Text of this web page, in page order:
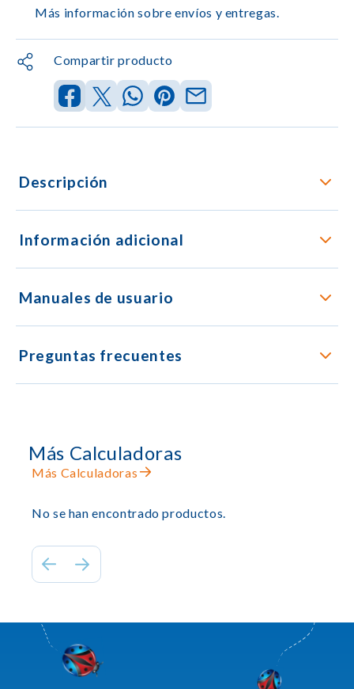
Más información sobre envíos y entregas.
Compartir producto
Descripción
Información adicional
Manuales de usuario
Preguntas frecuentes
Más Calculadoras
Más Calculadoras
No se han encontrado productos.